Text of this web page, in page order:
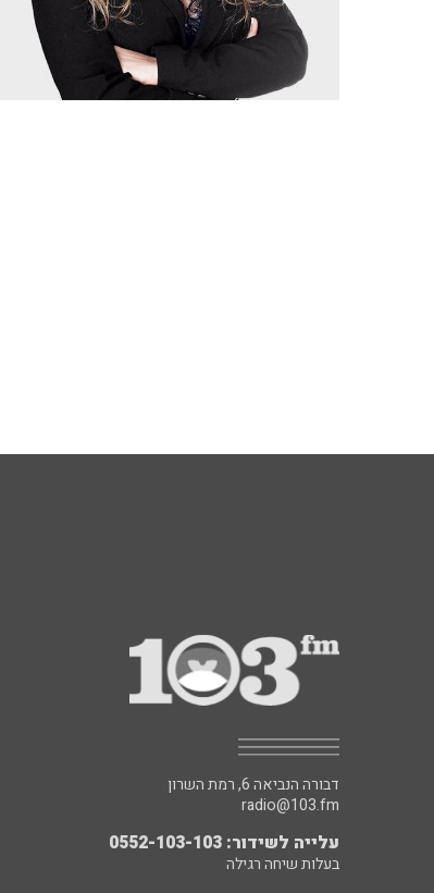
דבורה הנביאה 6, רמת השרון
radio@103.fm
עלייה לשידור: 0552-103-103
בעלות שיחה רגילה